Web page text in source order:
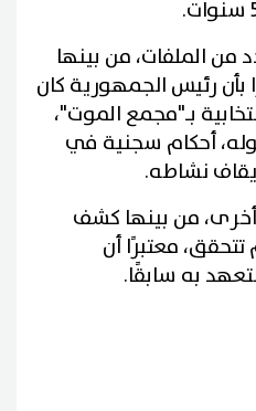
من الملفات، من بينها
بأن رئيس الجمهورية كان
بـ"مجمع الموت"،
أحكام سجنية في
نشاطه.
من بينها كشف
معتبرًا أن
به سابقًا.